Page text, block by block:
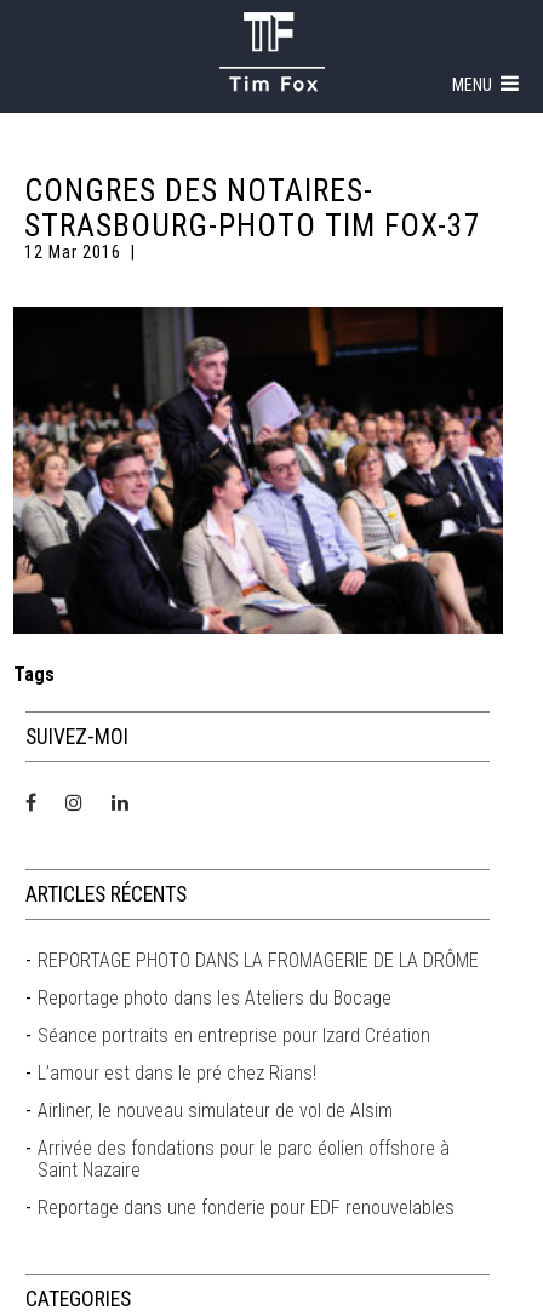
MENU
CONGRES DES NOTAIRES-
STRASBOURG-PHOTO TIM FOX-37
12 Mar 2016
Tags
SUIVEZ-MOI
ARTICLES RÉCENTS
REPORTAGE PHOTO DANS LA FROMAGERIE DE LA DRÔME
Reportage photo dans les Ateliers du Bocage
Séance portraits en entreprise pour Izard Création
L’amour est dans le pré chez Rians!
Airliner, le nouveau simulateur de vol de Alsim
Arrivée des fondations pour le parc éolien offshore à
Saint Nazaire
Reportage dans une fonderie pour EDF renouvelables
CATEGORIES